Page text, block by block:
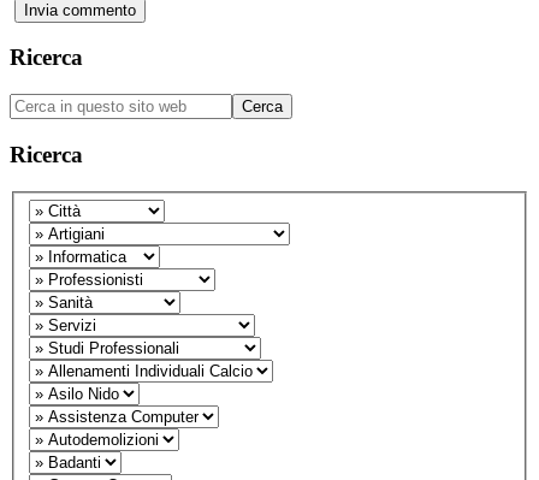
Barra
laterale
primaria
Ricerca
Cerca
in
questo
sito
web
Ricerca